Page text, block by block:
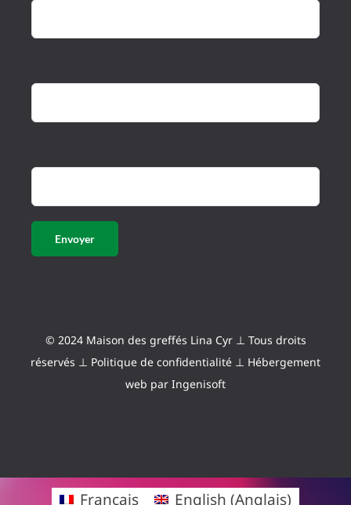
© 2024 Maison des greffés Lina Cyr ⊥ Tous droits
réservés ⊥ Politique de confidentialité ⊥ Hébergement
web par Ingenisoft
Français English (Anglais)